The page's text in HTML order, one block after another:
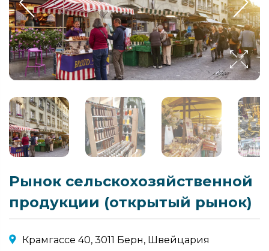
Рынок сельскохозяйственной
продукции (открытый рынок)
Крамгассе 40, 3011 Берн, Швейцария